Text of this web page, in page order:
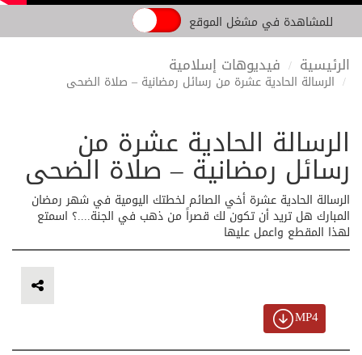
للمشاهدة في مشغل الموقع
الرئيسية فيديوهات إسلامية
الرسالة الحادية عشرة من رسائل رمضانية – صلاة الضحى
الرسالة الحادية عشرة من
رسائل رمضانية – صلاة الضحى
الرسالة الحادية عشرة أخي الصائم لخطتك اليومية في شهر رمضان
المبارك هل تريد أن تكون لك قصراً من ذهب في الجنة....؟ اسمتع
لهذا المقطع واعمل عليها
MP4